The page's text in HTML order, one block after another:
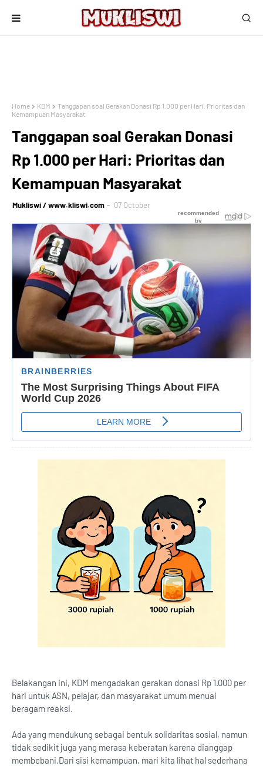
Home KDM
Tanggapan soal Gerakan Donasi Rp 1.000 per Hari: Prioritas dan
Kemampuan Masyarakat
Tanggapan soal Gerakan Donasi
Rp 1.000 per Hari: Prioritas dan
Kemampuan Masyarakat
Mukliswi / www.kliswi.com 07 October
Belakangan ini, KDM mengadakan gerakan donasi Rp 1.000 per
hari untuk ASN, pelajar, dan masyarakat umum menuai
beragam reaksi.
Ada yang mendukung sebagai bentuk solidaritas sosial, namun
tidak sedikit juga yang merasa keberatan karena dianggap
membebani.Dari sisi kemampuan, mari kita lihat hal sederhana